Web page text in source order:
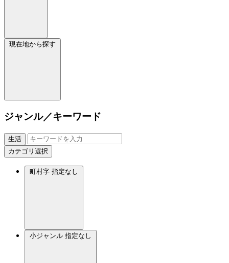
現在地から探す
ジャンル／キーワード
生活
カテゴリ選択
町村字 指定なし
小ジャンル 指定なし